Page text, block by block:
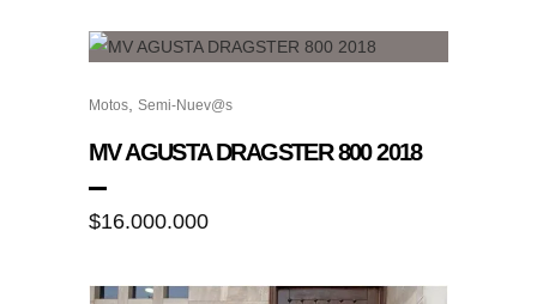
Motos, Semi-Nuev@s
MV AGUSTA DRAGSTER 800 2018
$16.000.000